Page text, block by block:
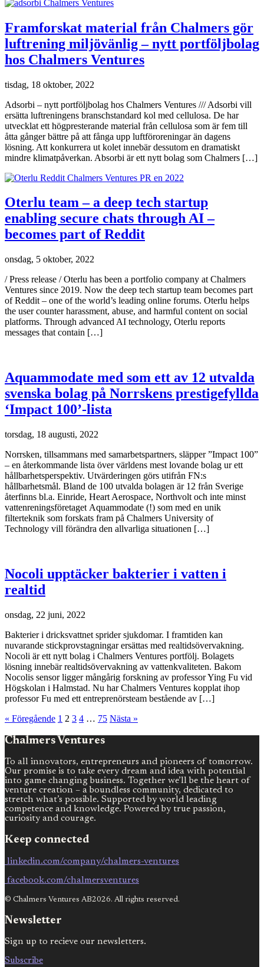
Framforskat material från Chalmers gör
luftrening miljövänlig – nytt portföljbolag
hos Chalmers Ventures
tisdag, 18 oktober, 2022
Adsorbi – nytt portföljbolag hos Chalmers Ventures /// Adsorbi vill
ersätta luftreningens branschstandard kol med cellulosa. De har
utvecklat ett högpresterande material från cellulosa som är fem till
åtta gånger bättre på att fånga upp luftföroreningar än dagens
lösning. Att konkurrera ut kolet innebär dessutom en dramatiskt
mindre klimatpåverkan. Absorbi är ett nytt bolag som Chalmers […]
Oterlu team – a deep tech startup
enabling secure chats through AI –
becomes part of Reddit
onsdag, 5 oktober, 2022
/ Press release / Oterlu has been a portfolio company at Chalmers
Ventures since 2019. Now the deep tech startup team becomes part
of Reddit – one of the world’s leading online forums. Oterlu helps
the user counter harassment, abuse, and harmful content on social
platforms. Through advanced AI technology, Oterlu reports
messages that contain […]
Aquammodate med som ett av 12 utvalda
svenska bolag på Norrskens prestigefyllda
‘Impact 100’-lista
torsdag, 18 augusti, 2022
Norrsken, tillsammans med samarbetspartners, släpper ”Impact 100”
– en återkommande lista över världens mest lovande bolag ur ett
hållbarhetsperspektiv. Utvärderingen görs utifrån FN:s
hållbarhetsmål. Bland de 100 utvalda bolagen är 12 från Sverige
återfinns bl.a. Einride, Heart Aerospace, Northvolt och inte minst
vattenreningsföretaget Aquammodate (!) som med en unik
filterteknik som forskats fram på Chalmers University of
Technology vill förändra den allvarliga situationen […]
Nocoli upptäcker bakterier i vatten i
realtid
onsdag, 22 juni, 2022
Bakterier i dricksvattnet sprider sjukdomar. I framtiden kan
nuvarande stickprovstagningar ersättas med realtidsövervakning.
Nocoli är ett nytt bolag i Chalmers Ventures portfölj. Bolagets
lösning innebär realtidsövervakning av vattenkvaliteten. Bakom
Nocolis sensor ligger mångårig forskning av professor Ying Fu vid
Högskolan i Halmstad. Nu har Chalmers Ventures kopplat ihop
professor Fu med ett entreprenörsteam bestående av […]
« Föregående 1 2 3 4 … 75 Nästa »
Chalmers Ventures
To all innovators, entrepreneurs and pioneers of tomorrow.
Our promise is to take every dream and idea with potential
into game changing business. Together we’ll be the heart of
venture creation – a boundless community, dedicated to
stretch what’s possible. Supported by world leading
competence and knowledge. Powered by true passion,
curiosity and courage.
Keep connected
linkedin.com/company/chalmers-ventures
facebook.com/chalmersventures
© Chalmers Ventures AB2026. All rights reserved.
Newsletter
Sign up to recieve our newsletters.
Subscribe